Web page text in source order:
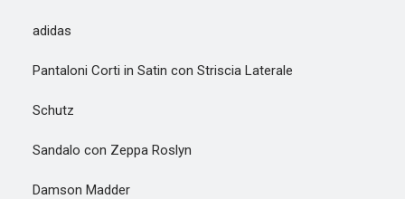
adidas
Pantaloni Corti in Satin con Striscia Laterale
Schutz
Sandalo con Zeppa Roslyn
Damson Madder